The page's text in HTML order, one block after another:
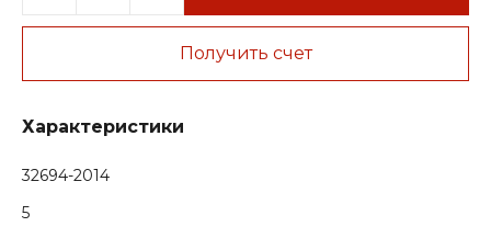
Получить счет
Характеристики
32694-2014
5